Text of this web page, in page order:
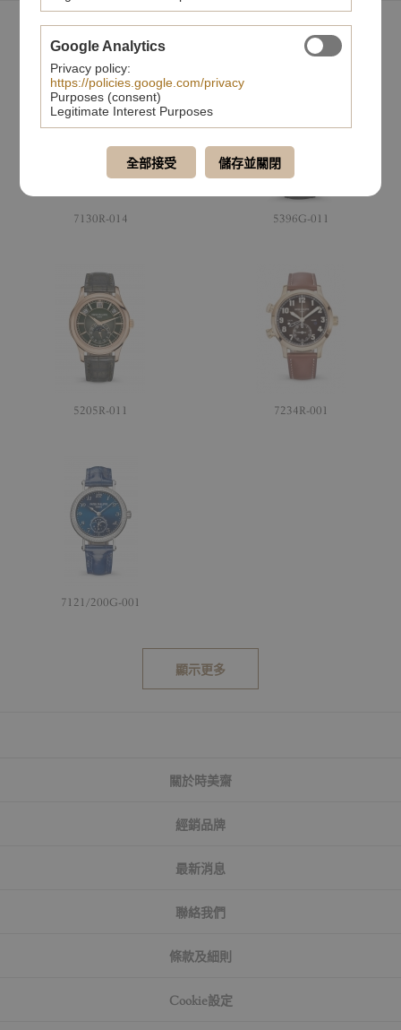
7130R-014 5396G-011
5205R-011 7234R-001
7121/200G-001
顯示更多
Google Analytics
Privacy policy:
https://policies.google.com/privacy
Purposes (consent)
Legitimate Interest Purposes
全部接受 儲存並關閉
關於時美齋
經銷品牌
最新消息
聯絡我們
條款及細則
Cookie設定